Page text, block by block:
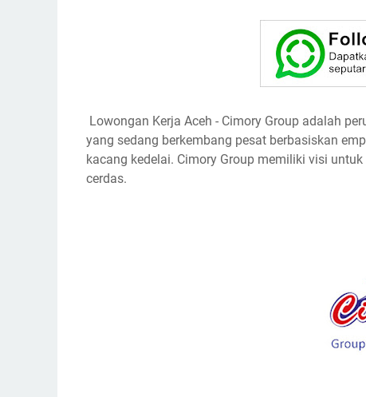
Lowongan Kerja Aceh - Cimory Group adalah
yang sedang berkembang pesat berbasiskan
kacang kedelai. Cimory Group memiliki visi
cerdas.